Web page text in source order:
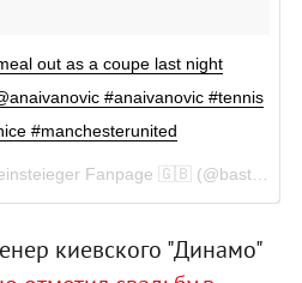
out as a coupe last night
#anaivanovic #tennis
#manchesterunited
Фото опубликовано Schweinsteieger Fanpage 🇬🇧 (@basti_manutd)
киевского "Динамо"